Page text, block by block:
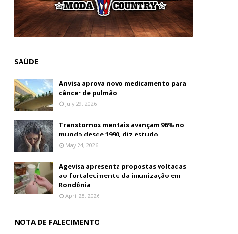
SAÚDE
Anvisa aprova novo medicamento para
câncer de pulmão
July 29, 2026
Transtornos mentais avançam 96% no
mundo desde 1990, diz estudo
May 24, 2026
Agevisa apresenta propostas voltadas
ao fortalecimento da imunização em
Rondônia
April 28, 2026
NOTA DE FALECIMENTO